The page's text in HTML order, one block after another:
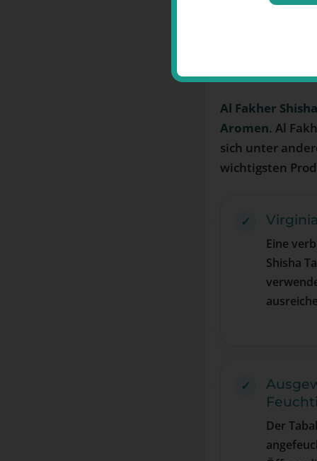
aus?
Al Fakher
Aromen. Al
sich unter
wichtigsten
Eine
Shisha
Der